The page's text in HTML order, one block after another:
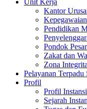
Unit Kerja
Kantor
Kepegawaian
Pendidikan
Pondok
Zakat dan
Zona
Pelayanan Terpadu
Profil
Profil Instansi
Sejarah